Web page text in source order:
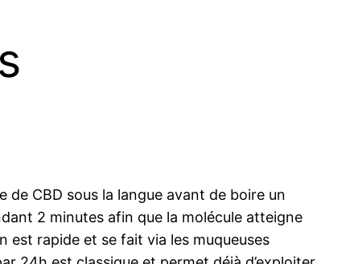
de CBD sous la langue avant de boire un
2 minutes afin que la molécule atteigne
est rapide et se fait via les muqueuses